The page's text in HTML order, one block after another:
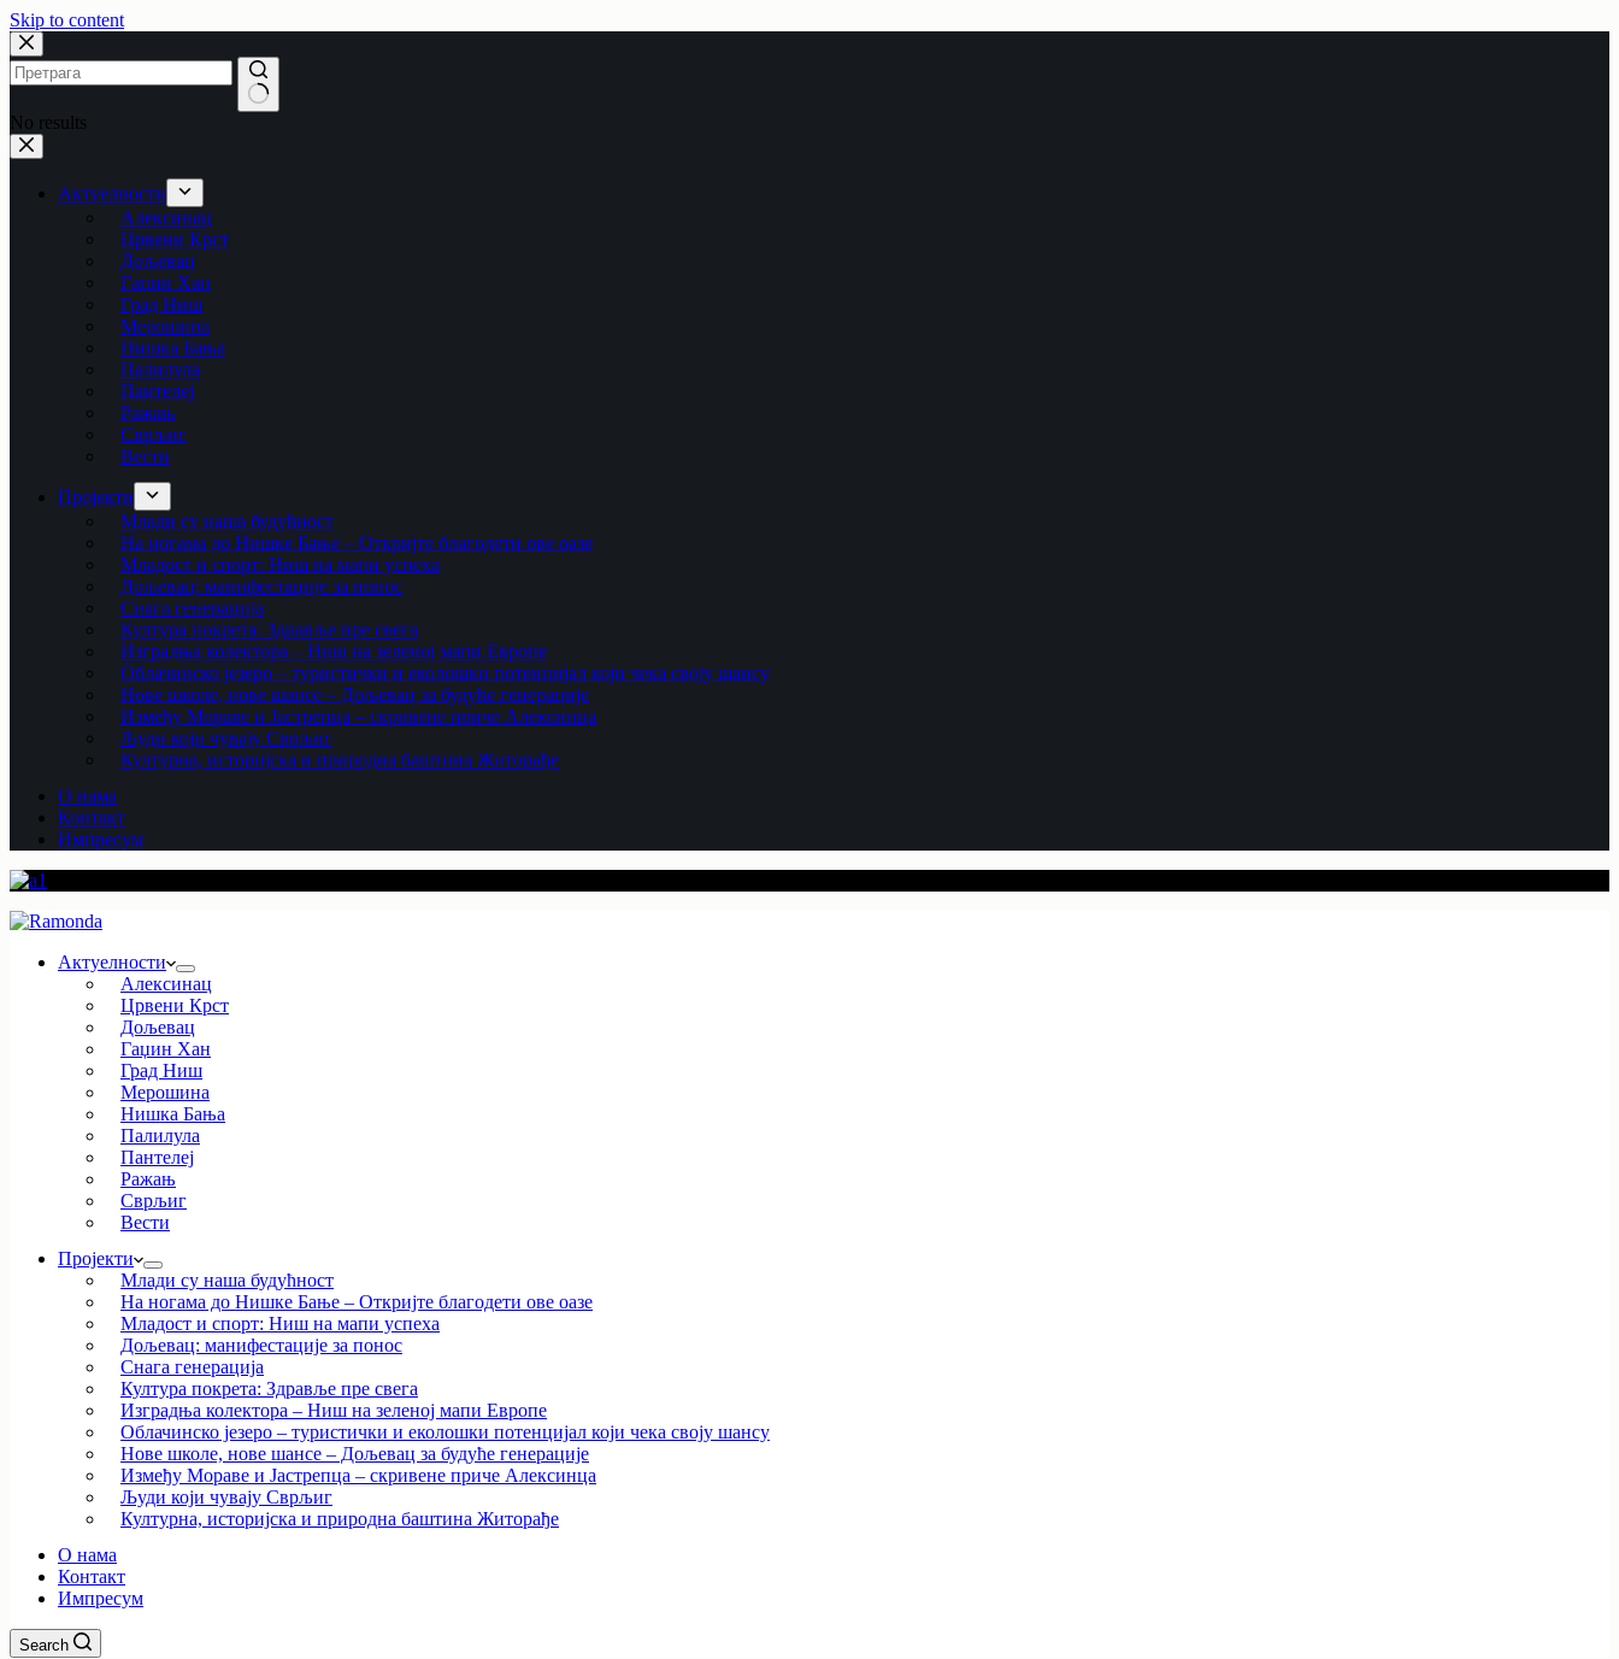
Skip to content
No results
Актуелности
Алексинац
Црвени Крст
Дољевац
Гаџин Хан
Град Ниш
Мерошина
Нишка Бања
Палилула
Пантелеј
Ражањ
Сврљиг
Вести
Пројекти
Млади су наша будућност
На ногама до Нишке Бање – Откријте благодети ове оазе
Младост и спорт: Ниш на мапи успеха
Дољевац: манифестације за понос
Снага генерација
Култура покрета: Здравље пре свега
Изградња колектора – Ниш на зеленој мапи Европе
Облачинско језеро – туристички и еколошки потенцијал који чека своју шансу
Нове школе, нове шансе – Дољевац за будуће генерације
Између Мораве и Јастрепца – скривене приче Алексинца
Људи који чувају Сврљиг
Културна, историјска и природна баштина Житорађе
О нама
Контакт
Импресум
Актуелности
Алексинац
Црвени Крст
Дољевац
Гаџин Хан
Град Ниш
Мерошина
Нишка Бања
Палилула
Пантелеј
Ражањ
Сврљиг
Вести
Пројекти
Млади су наша будућност
На ногама до Нишке Бање – Откријте благодети ове оазе
Младост и спорт: Ниш на мапи успеха
Дољевац: манифестације за понос
Снага генерација
Култура покрета: Здравље пре свега
Изградња колектора – Ниш на зеленој мапи Европе
Облачинско језеро – туристички и еколошки потенцијал који чека своју шансу
Нове школе, нове шансе – Дољевац за будуће генерације
Између Мораве и Јастрепца – скривене приче Алексинца
Људи који чувају Сврљиг
Културна, историјска и природна баштина Житорађе
О нама
Контакт
Импресум
Search